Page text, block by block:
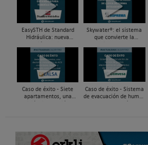
EasySTH de Standard
Hidráulica: nueva
de expansión para
tuberías PEX
Skywater®: el sistema
que convierte la
infraestructura activa de
gestión del agua...
Caso de éxito - Siete
apartamentos, una
Caso de éxito - Sistema
de evacuación de humos